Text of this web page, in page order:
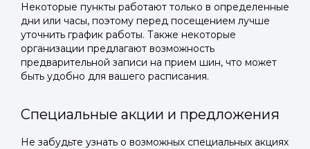
Некоторые пункты работают только в определенные
дни или часы, поэтому перед посещением лучше
уточнить график работы. Также некоторые
организации предлагают возможность
предварительной записи на прием шин, что может
быть удобно для вашего расписания.
Специальные акции и предложения
Не забудьте узнать о возможных специальных акциях